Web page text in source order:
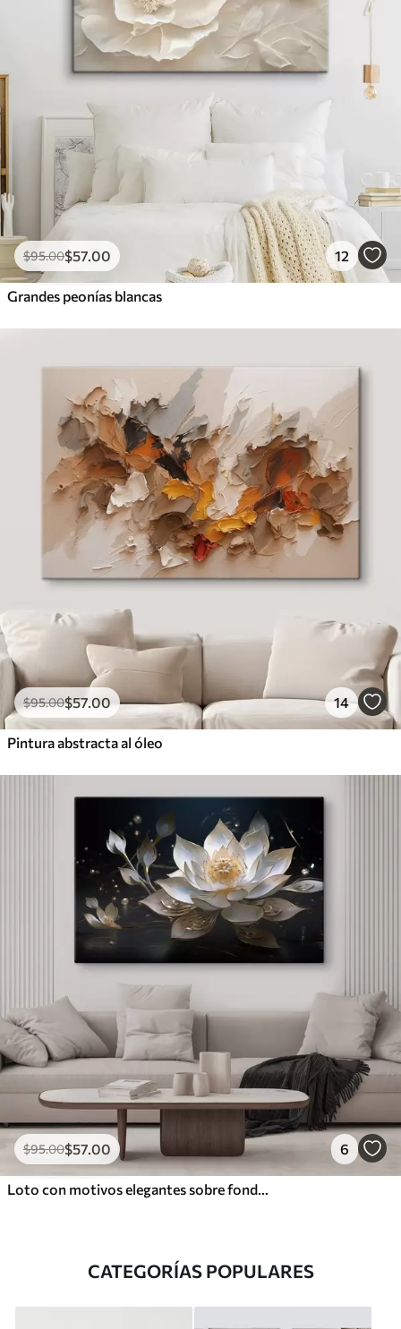
$95.00$57.00 12
Grandes peonías blancas
$95.00$57.00 14
Pintura abstracta al óleo
$95.00$57.00 6
Loto con motivos elegantes sobre fondo oscuro
CATEGORÍAS POPULARES